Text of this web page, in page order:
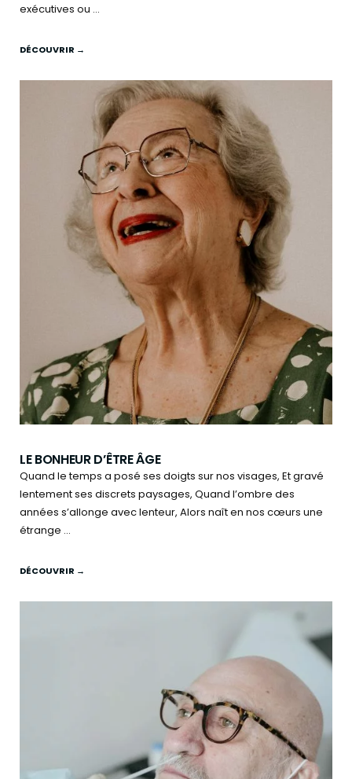
exécutives ou ...
DÉCOUVRIR →
LE BONHEUR D’ÊTRE ÂGE
Quand le temps a posé ses doigts sur nos visages, Et gravé
lentement ses discrets paysages, Quand l’ombre des
années s’allonge avec lenteur, Alors naît en nos cœurs une
étrange ...
DÉCOUVRIR →